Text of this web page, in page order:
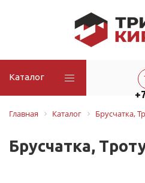
Каталог
Главная
Каталог Брусчатка,
Брусчатка,